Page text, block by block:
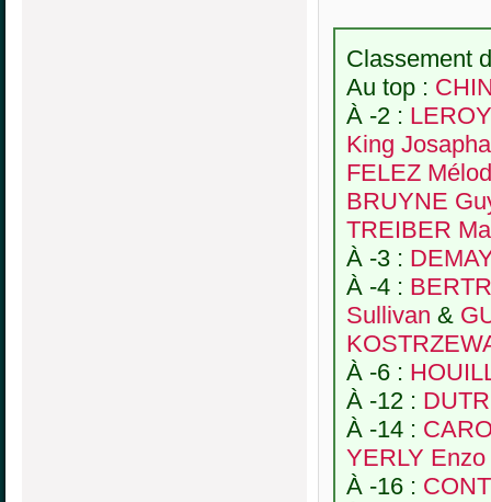
Classement
Au top :
À -2 :
King
FELEZ
BRUYNE
TREIBER
À -3 :
À -4 :
Sullivan &
À -6 :
À -12 :
À -14 :
YERLY Enzo
À -16 :